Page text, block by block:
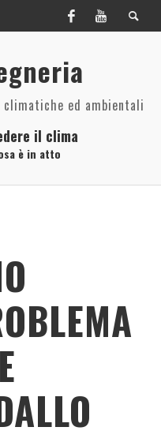
ed ambientali
il clima
è in atto